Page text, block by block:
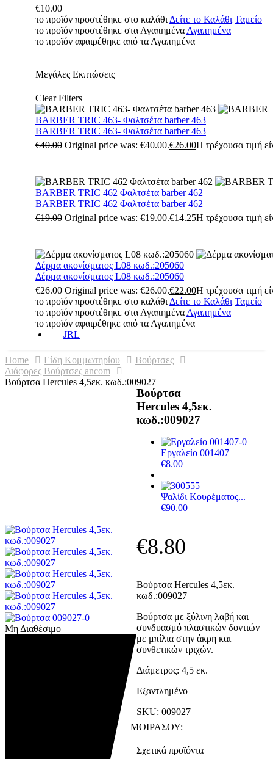
€10.00
το προϊόν προστέθηκε στο καλάθι Δείτε το Καλάθι Ταμείο
το προϊόν προστέθηκε στα Αγαπημένα Αγαπημένα
το προϊόν αφαιρέθηκε από τα Αγαπημένα
Μεγάλες Εκπτώσεις
Clear Filters
BARBER TRIC 463- Φαλτσέτα barber 463
BARBER TRIC 463- Φαλτσέτα barber 463
€40.00 Original price was: €40.00.€26.00Η τρέχουσα τιμή
BARBER TRIC 462 Φαλτσέτα barber 462
BARBER TRIC 462 Φαλτσέτα barber 462
€19.00 Original price was: €19.00.€14.25Η τρέχουσα τιμή
Δέρμα ακονίσματος L08 κωδ.:205060
Δέρμα ακονίσματος L08 κωδ.:205060
€26.00 Original price was: €26.00.€22.00Η τρέχουσα τιμή
το προϊόν προστέθηκε στο καλάθι Δείτε το Καλάθι Ταμείο
το προϊόν προστέθηκε στα Αγαπημένα Αγαπημένα
το προϊόν αφαιρέθηκε από τα Αγαπημένα
JRL
Home Είδη Κομμωτηρίου
Βούρτσες
Διάφορες Βούρτσες ancom
Βούρτσα Hercules 4,5εκ. κωδ.:009027
Μη Διαθέσιμο
Βούρτσα
Hercules 4,5εκ.
κωδ.:009027
Εργαλείο 001407
€8.00
Ψαλίδι Κουρέματος...
€90.00
€8.80
Βούρτσα Hercules 4,5εκ.
κωδ.:009027
Βούρτσα με ξύλινη λαβή και
συνδυασμό πλαστικών δοντιών
με μπίλια στην άκρη και
συνθετικών τριχών.
Διάμετρος: 4,5 εκ.
Εξαντλημένο
SKU: 009027
ΜΟΙΡΑΣΟΥ:
Σχετικά προϊόντα